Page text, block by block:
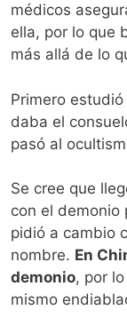
médicos
ella, por lo que
más allá de lo
Primero
daba el
pasó al
Se cree que
con el demonio
pidió a cambio
nombre. En
demonio, por
mismo